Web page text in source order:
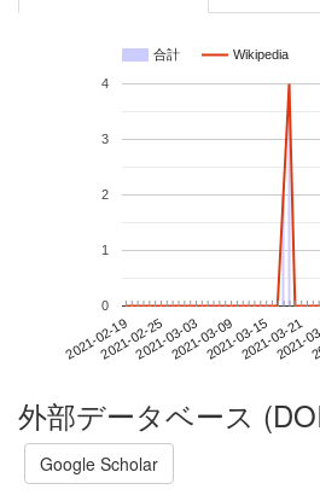
合計 Wikipedia
2021-02-192021-02-252021-03-032021-03-092021-03-152021-03-21
2021-
0
1
2
3
4
外部データベース
Google Scholar